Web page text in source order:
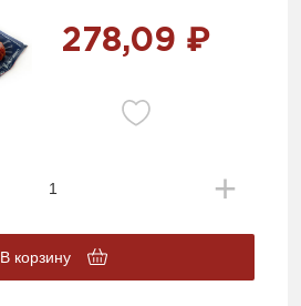
278,09 ₽
В корзину